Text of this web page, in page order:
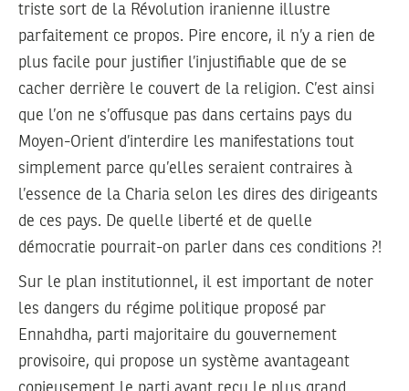
triste sort de la Révolution iranienne illustre
parfaitement ce propos. Pire encore, il n’y a rien de
plus facile pour justifier l’injustifiable que de se
cacher derrière le couvert de la religion. C’est ainsi
que l’on ne s’offusque pas dans certains pays du
Moyen-Orient d’interdire les manifestations tout
simplement parce qu’elles seraient contraires à
l’essence de la Charia selon les dires des dirigeants
de ces pays. De quelle liberté et de quelle
démocratie pourrait-on parler dans ces conditions ?!
Sur le plan institutionnel, il est important de noter
les dangers du régime politique proposé par
Ennahdha, parti majoritaire du gouvernement
provisoire, qui propose un système avantageant